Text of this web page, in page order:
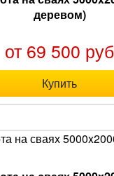
деревом)
от 69 500 руб
Купить